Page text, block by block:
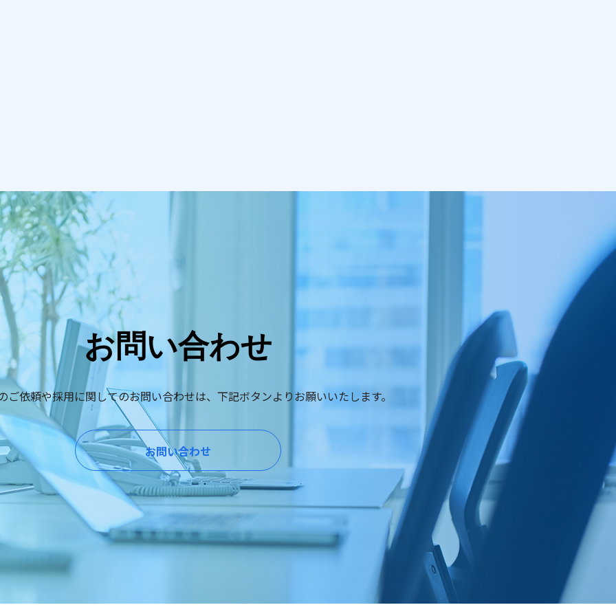
お問い合わせ
ご依頼や採用に関してのお問い合わせは、下記ボタンよりお願いいたします。
お問い合わせ